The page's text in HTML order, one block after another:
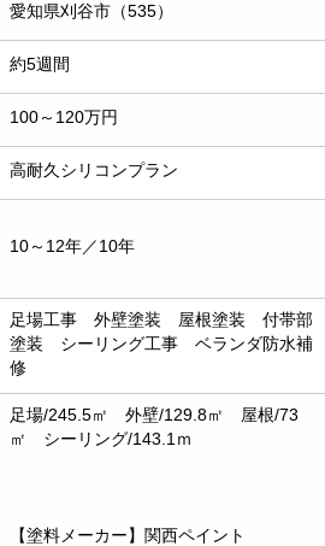
愛知県刈谷市（535）
約5週間
100～120万円
高耐久シリコンプラン
10～12年／10年
足場工事　外壁塗装　屋根塗装　付帯部
塗装　シーリング工事　ベランダ防水補
修
足場/245.5㎡　外壁/129.8㎡　屋根/73
㎡　シーリング/143.1ｍ
【塗料メーカー】関西ペイント